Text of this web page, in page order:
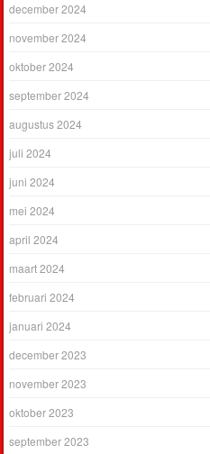
december 2024
november 2024
oktober 2024
september 2024
augustus 2024
juli 2024
juni 2024
mei 2024
april 2024
maart 2024
februari 2024
januari 2024
december 2023
november 2023
oktober 2023
september 2023